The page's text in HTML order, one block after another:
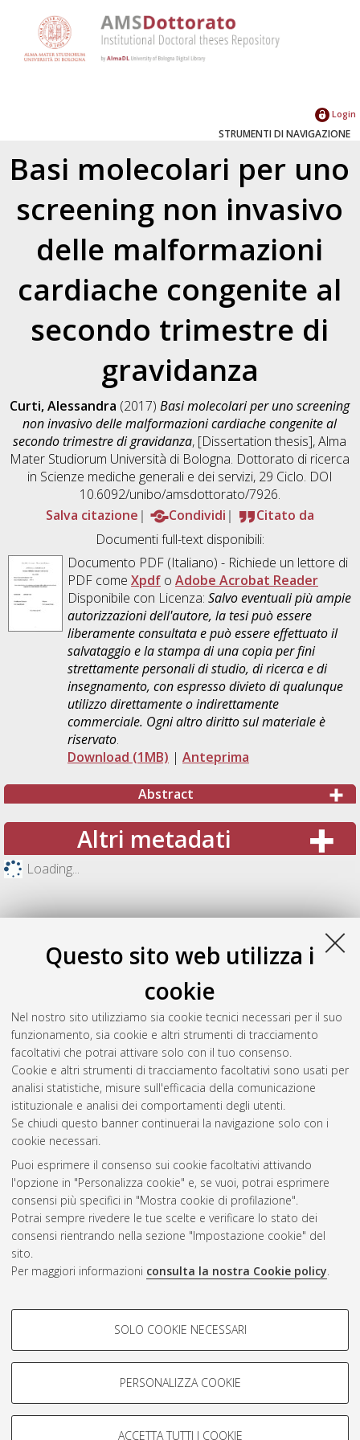
Questo sito web utilizza i
cookie
Nel nostro sito utilizziamo sia cookie tecnici necessari per il suo
funzionamento, sia cookie e altri strumenti di tracciamento
facoltativi che potrai attivare solo con il tuo consenso.
Cookie e altri strumenti di tracciamento facoltativi sono usati per
analisi statistiche, misure sull'efficacia della comunicazione
istituzionale e analisi dei comportamenti degli utenti.
Se chiudi questo banner continuerai la navigazione solo con i
cookie necessari.
Puoi esprimere il consenso sui cookie facoltativi attivando
l'opzione in "Personalizza cookie" e, se vuoi, potrai esprimere
consensi più specifici in "Mostra cookie di profilazione".
Potrai sempre rivedere le tue scelte e verificare lo stato dei
consensi rientrando nella sezione "Impostazione cookie" del
sito.
Per maggiori informazioni consulta la nostra Cookie policy.
COOKIE DI PROFILAZIONE -
Si tratta di cookie utilizzati per analizzare le caratteristiche della
navigazione degli utenti, creare profili in base al loro comportamento
Mostra cookie di profilazione
SOLO COOKIE NECESSARI
PERSONALIZZA COOKIE
ACCETTA TUTTI I COOKIE
Login
STRUMENTI DI NAVIGAZIONE
Basi molecolari per uno
screening non invasivo
delle malformazioni
cardiache congenite al
secondo trimestre di
gravidanza
Curti, Alessandra (2017)Basi molecolari per uno screening
non invasivo delle malformazioni cardiache congenite al
secondo trimestre di gravidanza, [Dissertation thesis], Alma
Mater Studiorum Università di Bologna. Dottorato di ricerca
in Scienze mediche generali e dei servizi, 29 Ciclo. DOI
10.6092/unibo/amsdottorato/7926.
Salva citazione
Condividi
Citato da
Documenti full-text disponibili:
Documento PDF(Italiano) - Richiede un lettore di
PDF come Xpdfo Adobe Acrobat Reader
Disponibile con Licenza: Salvo eventuali più ampie
autorizzazioni dell'autore, la tesi può essere
liberamente consultata e può essere effettuato il
salvataggio e la stampa di una copia per fini
strettamente personali di studio, di ricerca e di
insegnamento, con espresso divieto di qualunque
utilizzo direttamente o indirettamente
commerciale. Ogni altro diritto sul materiale è
riservato.
Download (1MB) | Anteprima
Abstract
Altri metadati
Loading...
Gestione del documento:
Atom
Rss 1.0
Rss 2.0
ISSN: 2038-7946
Impostazioni Cookie
Informativa sulla privacy
Condizioni d’uso del sito